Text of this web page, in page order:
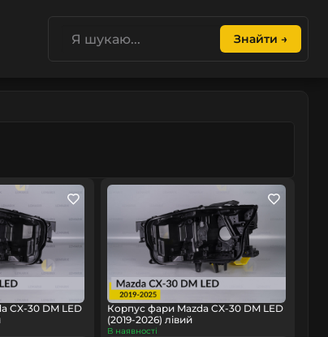
Знайти →
CX-30 DM LED
Корпус фари Mazda CX-30 DM LED
(2019-2026) лівий
В наявності